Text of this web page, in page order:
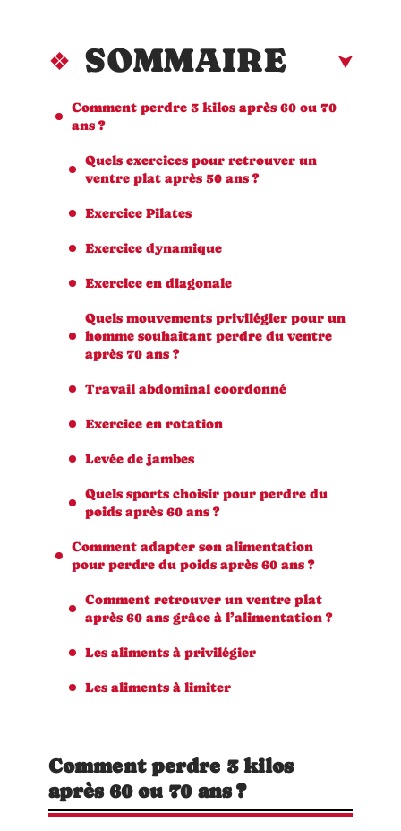
SOMMAIRE
Comment perdre 3 kilos après 60 ou 70
ans ?
Quels exercices pour retrouver un
ventre plat après 50 ans ?
Exercice Pilates
Exercice dynamique
Exercice en diagonale
Quels mouvements privilégier pour un
homme souhaitant perdre du ventre
après 70 ans ?
Travail abdominal coordonné
Exercice en rotation
Levée de jambes
Quels sports choisir pour perdre du
poids après 60 ans ?
Comment adapter son alimentation
pour perdre du poids après 60 ans ?
Comment retrouver un ventre plat
après 60 ans grâce à l’alimentation ?
Les aliments à privilégier
Les aliments à limiter
Comment perdre 3 kilos
après 60 ou 70 ans ?